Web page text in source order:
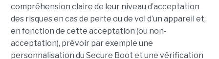
compréhension claire de leur niveau d’acceptation
des risques en cas de perte ou de vol d’un appareil et,
en fonction de cette acceptation (ou non-
acceptation), prévoir par exemple une
personnalisation du Secure Boot et une vérification